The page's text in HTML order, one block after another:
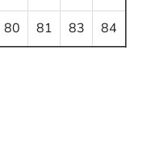
80 81 83 84